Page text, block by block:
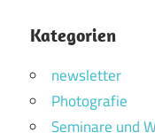
Kategorien
newsletter
Photografie
Seminare und